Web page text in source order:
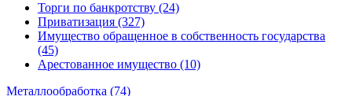
Торги по банкротству (24)
Приватизация (327)
Имущество обращенное в собственность государства
(45)
Арестованное имущество (10)
Металлообработка (74)